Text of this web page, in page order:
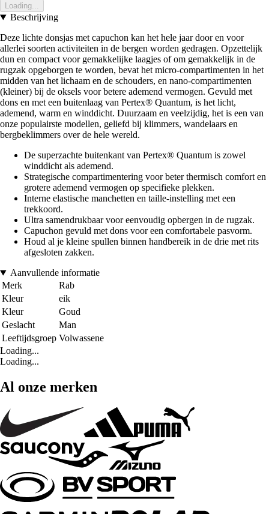
Loading...
Beschrijving
Deze lichte donsjas met capuchon kan het hele jaar door en voor
allerlei soorten activiteiten in de bergen worden gedragen. Opzettelijk
dun en compact voor gemakkelijke laagjes of om gemakkelijk in de
rugzak opgeborgen te worden, bevat het micro-compartimenten in het
midden van het lichaam en de schouders, en nano-compartimenten
(kleiner) bij de oksels voor betere ademend vermogen. Gevuld met
dons en met een buitenlaag van Pertex® Quantum, is het licht,
ademend, warm en winddicht. Duurzaam en veelzijdig, het is een van
onze populairste modellen, geliefd bij klimmers, wandelaars en
bergbeklimmers over de hele wereld.
De superzachte buitenkant van Pertex® Quantum is zowel
winddicht als ademend.
Strategische compartimentering voor beter thermisch comfort en
grotere ademend vermogen op specifieke plekken.
Interne elastische manchetten en taille-instelling met een
trekkoord.
Ultra samendrukbaar voor eenvoudig opbergen in de rugzak.
Capuchon gevuld met dons voor een comfortabele pasvorm.
Houd al je kleine spullen binnen handbereik in de drie met rits
afgesloten zakken.
Aanvullende informatie
Merk
Rab
Kleur
eik
Kleur
Goud
Geslacht
Man
Leeftijdsgroep Volwassene
Loading...
Loading...
Al onze merken